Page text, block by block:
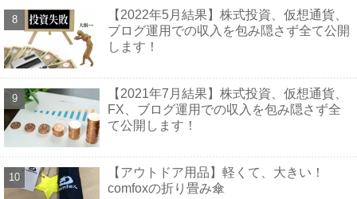
【2022年5月結果】株式投資、仮想通貨、
ブログ運用での収入を包み隠さず全て公開
します！
【2021年7月結果】株式投資、仮想通貨、
FX、ブログ運用での収入を包み隠さず全
て公開します！
【アウトドア用品】軽くて、大きい！
comfoxの折り畳み傘